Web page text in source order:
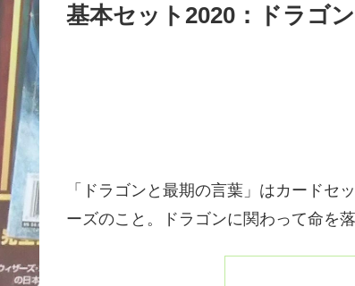
基本セット2020：ドラゴ
「ドラゴンと最期の言葉」はカードセ
ーズのこと。ドラゴンに関わって命を